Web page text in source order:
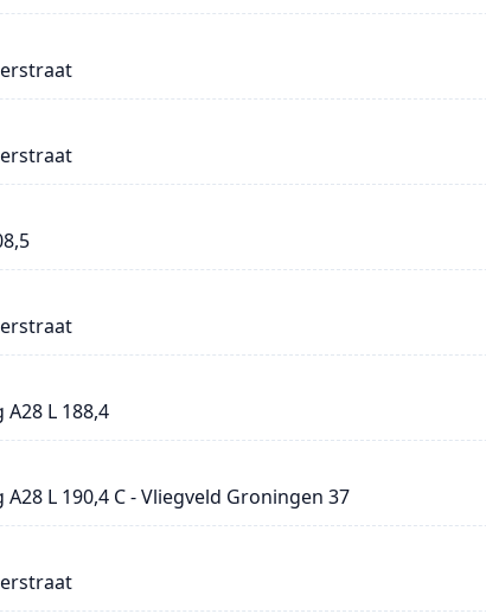
A28 L 188,4
A28 L 190,4 C - Vliegveld Groningen 37